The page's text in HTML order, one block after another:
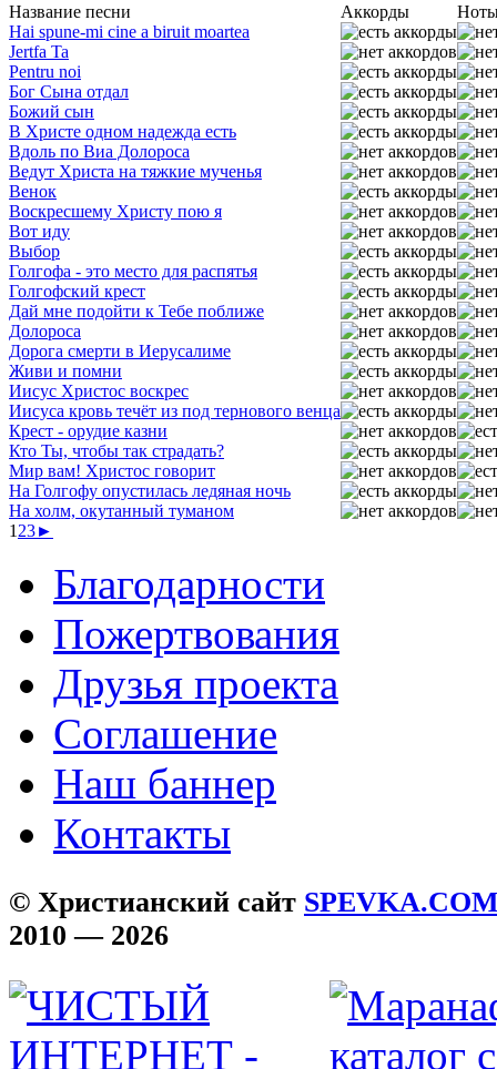
Название песни
Аккорды
Hai spune-mi cine a biruit moartea
Jertfa Ta
Pentru noi
Бог Сына отдал
Божий сын
В Христе одном надежда есть
Вдоль по Виа Долороса
Ведут Христа на тяжкие мученья
Венок
Воскресшему Христу пою я
Вот иду
Выбор
Голгофа - это место для распятья
Голгофский крест
Дай мне подойти к Тебе поближе
Долороса
Дорога смерти в Иерусалиме
Живи и помни
Иисус Христос воскрес
Иисуса кровь течёт из под тернового венца
Крест - орудие казни
Кто Ты, чтобы так страдать?
Мир вам! Христос говорит
На Голгофу опустилась ледяная ночь
На холм, окутанный туманом
1 23►
Благодарности
Пожертвования
Друзья проекта
Соглашение
Наш баннер
Контакты
© Христианский сайт
2010 — 2026